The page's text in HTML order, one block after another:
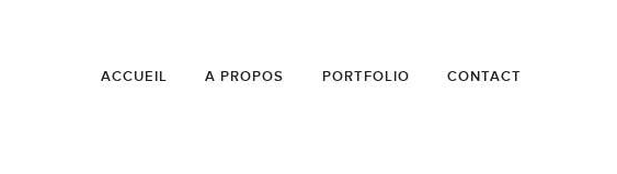
ACCUEIL A PROPOS PORTFOLIO CONTACT